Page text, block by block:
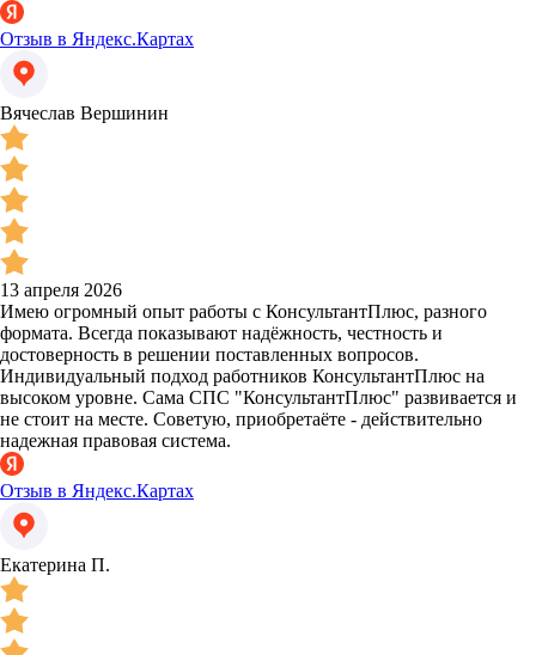
Отзыв в Яндекс.Картах
Вячеслав Вершинин
13 апреля 2026
Имею огромный опыт работы с КонсультантПлюс, разного
формата. Всегда показывают надёжность, честность и
достоверность в решении поставленных вопросов.
Индивидуальный подход работников КонсультантПлюс на
высоком уровне. Сама СПС "КонсультантПлюс" развивается и
не стоит на месте. Советую, приобретаёте - действительно
надежная правовая система.
Отзыв в Яндекс.Картах
Екатерина П.